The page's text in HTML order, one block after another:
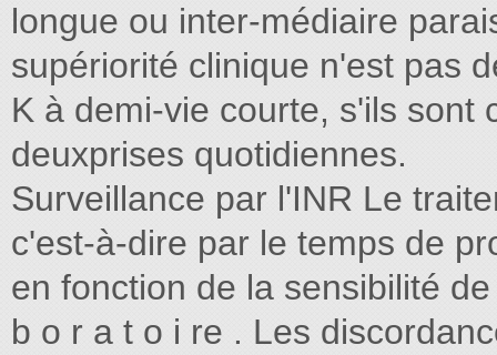
longue ou inter-médiaire
supériorité clinique n'est pas
K à demi-vie courte, s'ils sont
deuxprises quotidiennes.
Surveillance par l'INR Le
c'est-à-dire par le temps de
en fonction de la sensibilité
b o r a t o i re . Les